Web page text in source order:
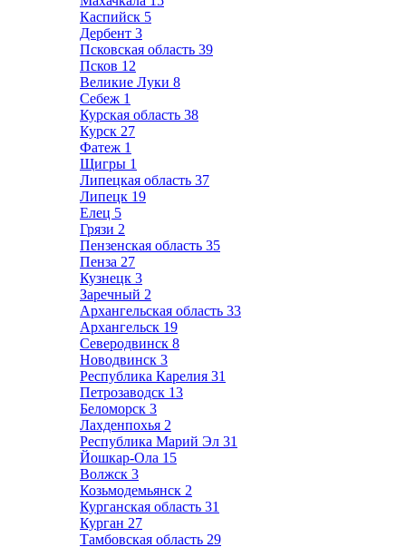
Каспийск 5
Дербент 3
Псковская область 39
Псков 12
Великие Луки 8
Себеж 1
Курская область 38
Курск 27
Фатеж 1
Щигры 1
Липецкая область 37
Липецк 19
Елец 5
Грязи 2
Пензенская область 35
Пенза 27
Кузнецк 3
Заречный 2
Архангельская область 33
Архангельск 19
Северодвинск 8
Новодвинск 3
Республика Карелия 31
Петрозаводск 13
Беломорск 3
Лахденпохья 2
Республика Марий Эл 31
Йошкар-Ола 15
Волжск 3
Козьмодемьянск 2
Курганская область 31
Курган 27
Тамбовская область 29